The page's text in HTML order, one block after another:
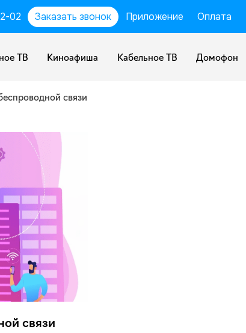
02 Заказать звонок Приложение Оплата
ТВ Киноафиша Кабельное ТВ Домофон
связи
связи